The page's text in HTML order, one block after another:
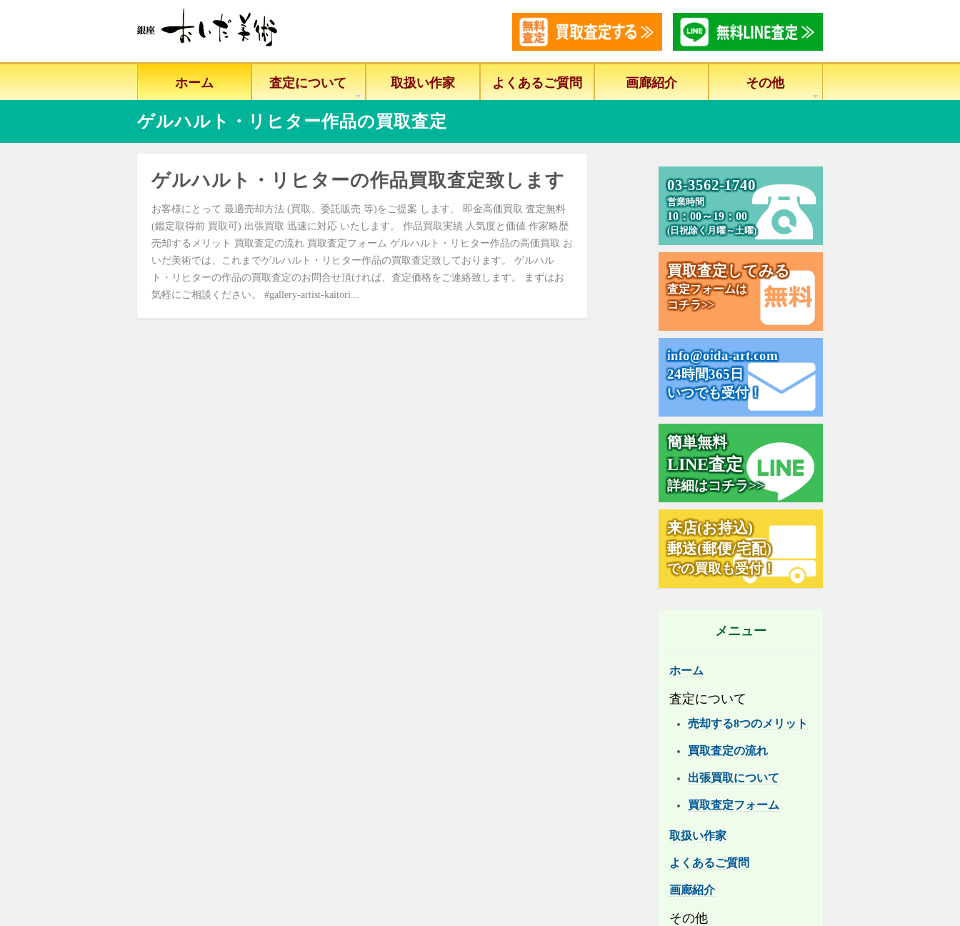
ホーム 査定について 取扱い作家 よくあるご質問 画廊紹介 その他
ゲルハルト・リヒター作品の買取査定
ゲルハルト・リヒターの作品買取査定致します
お客様にとって 最適売却方法 (買取、委託販売 等)をご提案 します。 即金高価買取 査定無料
(鑑定取得前 買取可) 出張買取 迅速に対応 いたします。 作品買取実績 人気度と価値 作家略歴
売却するメリット 買取査定の流れ 買取査定フォーム ゲルハルト・リヒター作品の高価買取 お
いだ美術では、これまでゲルハルト・リヒター作品の買取査定致しております。 ゲルハル
ト・リヒターの作品の買取査定のお問合せ頂ければ、査定価格をご連絡致します。 まずはお
気軽にご相談ください。 #gallery-artist-kaitori...
03-3562-1740
営業時間
10：00～19：00
(日祝除く月曜～土曜)
買取査定してみる
査定フォームは
コチラ>>
info@oida-art.com
24時間365日
いつでも受付！
簡単無料
LINE査定
詳細はコチラ>>
来店(お持込)
郵送(郵便/宅配)
での買取も受付！
メニュー
ホーム
査定について
売却する8つのメリット
買取査定の流れ
出張買取について
買取査定フォーム
取扱い作家
よくあるご質問
画廊紹介
その他